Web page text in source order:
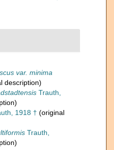
var. minima
description)
Trauth,
1918 † (original
Trauth,